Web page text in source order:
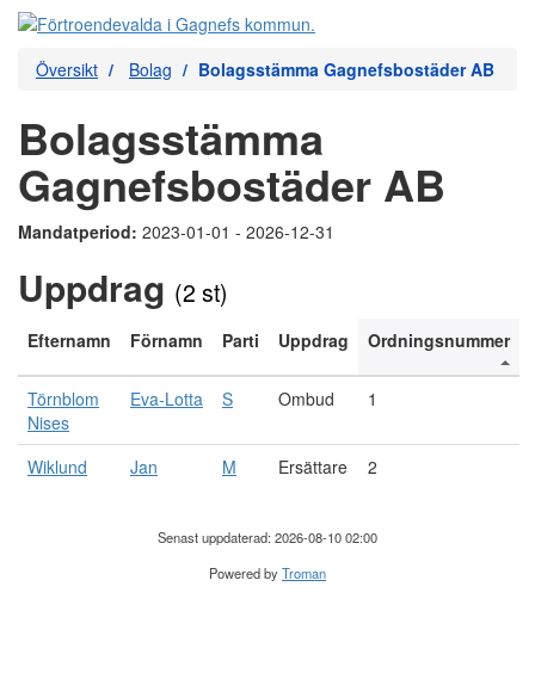
Översikt Bolag Bolagsstämma Gagnefsbostäder AB
Bolagsstämma
Gagnefsbostäder AB
Mandatperiod: 2023-01-01 - 2026-12-31
Uppdrag (2 st)
Efternamn Förnamn Parti Uppdrag Ordningsnummer
Törnblom
Nises
Eva-Lotta S Ombud 1
Wiklund Jan M Ersättare 2
Senast uppdaterad: 2026-08-10 02:00
Powered byTroman